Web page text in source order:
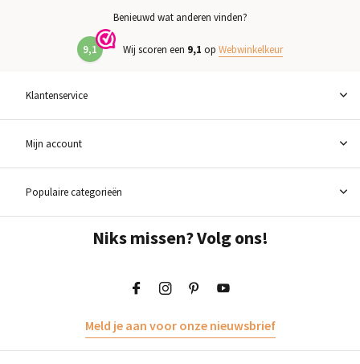
Benieuwd wat anderen vinden?
9,1 Wij scoren een 9,1 op Webwinkelkeur
Klantenservice
Mijn account
Populaire categorieën
Niks missen? Volg ons!
Meld je aan voor onze nieuwsbrief